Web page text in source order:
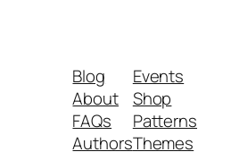
Blog
About
FAQs
Authors
Events
Shop
Patterns
Themes